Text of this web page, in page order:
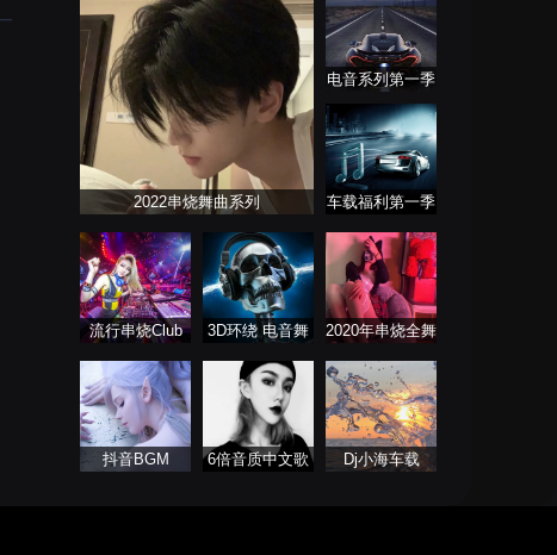
2022串烧舞曲系列
电音系列第一季
车载福利第一季
流行串烧Club
3D环绕 电音舞
2020年串烧全舞
抖音BGM
6倍音质中文歌
Dj小海车载